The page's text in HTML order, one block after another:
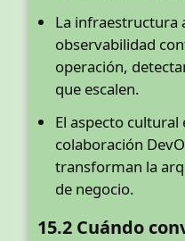
La infraestructura
observabilidad
operación,
que escalen.
El aspecto
colaboración
transforman la
de negocio.
15.2 Cuándo